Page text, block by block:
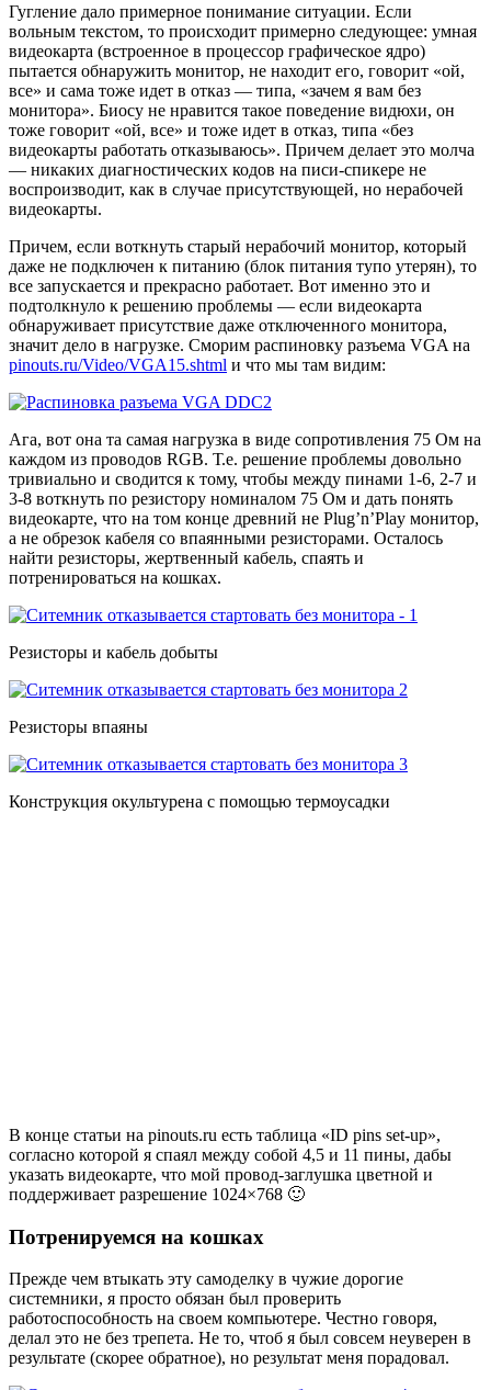
Гугление дало примерное понимание ситуации. Если
вольным текстом, то происходит примерно следующее: умная
видеокарта (встроенное в процессор графическое ядро)
пытается обнаружить монитор, не находит его, говорит «ой,
все» и сама тоже идет в отказ — типа, «зачем я вам без
монитора». Биосу не нравится такое поведение видюхи, он
тоже говорит «ой, все» и тоже идет в отказ, типа «без
видеокарты работать отказываюсь». Причем делает это молча
— никаких диагностических кодов на писи-спикере не
воспроизводит, как в случае присутствующей, но нерабочей
видеокарты.
Причем, если воткнуть старый нерабочий монитор, который
даже не подключен к питанию (блок питания тупо утерян), то
все запускается и прекрасно работает. Вот именно это и
подтолкнуло к решению проблемы — если видеокарта
обнаруживает присутствие даже отключенного монитора,
значит дело в нагрузке. Сморим распиновку разъема VGA на
pinouts.ru/Video/VGA15.shtml и что мы там видим:
Ага, вот она та самая нагрузка в виде сопротивления 75 Ом на
каждом из проводов RGB. Т.е. решение проблемы довольно
тривиально и сводится к тому, чтобы между пинами 1-6, 2-7 и
3-8 воткнуть по резистору номиналом 75 Ом и дать понять
видеокарте, что на том конце древний не Plug’n’Play монитор,
а не обрезок кабеля со впаянными резисторами. Осталось
найти резисторы, жертвенный кабель, спаять и
потренироваться на кошках.
Резисторы и кабель добыты
Резисторы впаяны
Конструкция окультурена с помощью термоусадки
В конце статьи на pinouts.ru есть таблица «ID pins set-up»,
согласно которой я спаял между собой 4,5 и 11 пины, дабы
указать видеокарте, что мой провод-заглушка цветной и
поддерживает разрешение 1024×768 🙂
Потренируемся на кошках
Прежде чем втыкать эту самоделку в чужие дорогие
системники, я просто обязан был проверить
работоспособность на своем компьютере. Честно говоря,
делал это не без трепета. Не то, чтоб я был совсем неуверен в
результате (скорее обратное), но результат меня порадовал.